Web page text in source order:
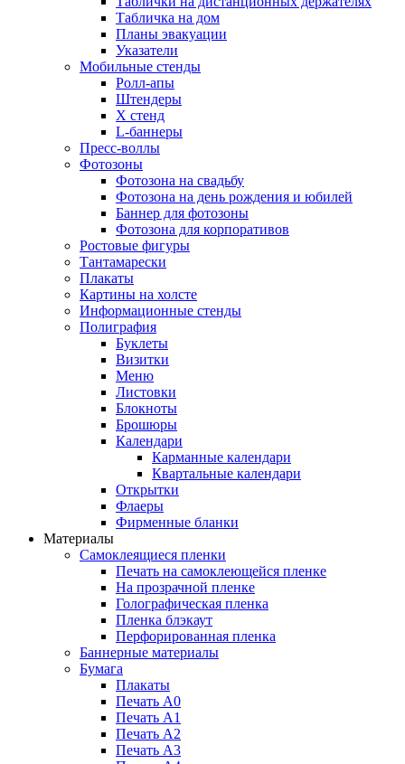
Табличка на дом
Планы эвакуации
Указатели
Мобильные стенды
Ролл-апы
Штендеры
Х стенд
L-баннеры
Пресс-воллы
Фотозоны
Фотозона на свадьбу
Фотозона на день рождения и юбилей
Баннер для фотозоны
Фотозона для корпоративов
Ростовые фигуры
Тантамарески
Плакаты
Картины на холсте
Информационные стенды
Полиграфия
Буклеты
Визитки
Меню
Листовки
Блокноты
Брошюры
Календари
Карманные календари
Квартальные календари
Открытки
Флаеры
Фирменные бланки
Материалы
Самоклеящиеся пленки
Печать на самоклеющейся пленке
На прозрачной пленке
Голографическая пленка
Пленка блэкаут
Перфорированная пленка
Баннерные материалы
Бумага
Плакаты
Печать А0
Печать А1
Печать А2
Печать А3